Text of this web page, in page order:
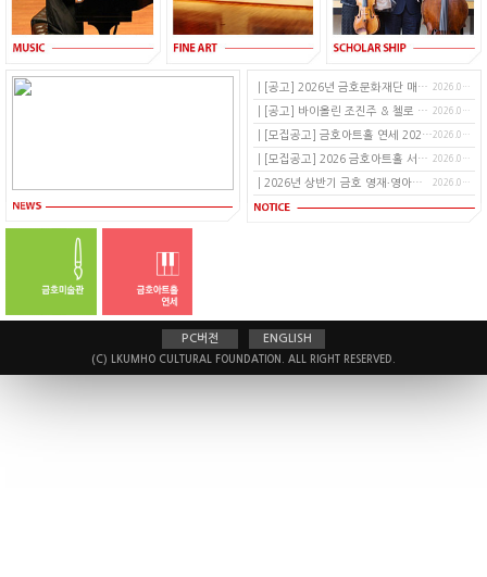
[공고] 2026년 금호문화재단 매니지먼트스쿨 (선착순 접수) 2026.07.16
[공고] 바이올린 조진주 & 첼로 맥스 가이슬러 마스터 클래스 2026.07.16
[모집공고] 금호아트홀 연세 2026년 공연장 안내원 (하우스어텐던트) 모집공고 2026.07.01
[모집공고] 2026 금호아트홀 서포터즈 <스타카토> 14기 모집 공고 (~2026/8/2) 2026.06.25
2026년 상반기 금호 영재∙영아티스트∙영체임버 콘서트 오디션 합격자 발표 2026.06.05
PC버전 ENGLISH
(C) LKUMHO CULTURAL FOUNDATION. ALL RIGHT RESERVED.